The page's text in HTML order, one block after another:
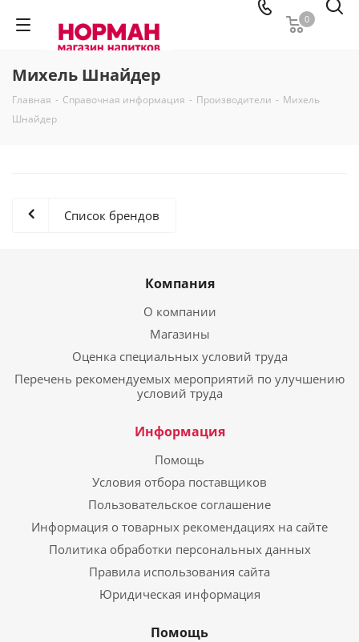
0
Михель Шнайдер
Главная - Справочная информация - Производители - Михель
Шнайдер
Список брендов
Компания
О компании
Магазины
Оценка специальных условий труда
Перечень рекомендуемых мероприятий по улучшению
условий труда
Информация
Помощь
Условия отбора поставщиков
Пользовательское соглашение
Информация о товарных рекомендациях на сайте
Политика обработки персональных данных
Правила использования сайта
Юридическая информация
Помощь